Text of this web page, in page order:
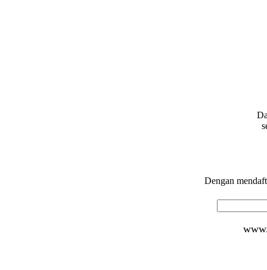
Dengan